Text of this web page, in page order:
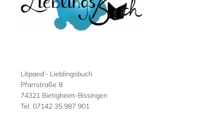
Litpaed ∙ Lieblingsbuch
Pfarrstraße 8
74321 Bietigheim-Bissingen
Tel. 07142 35 987 901